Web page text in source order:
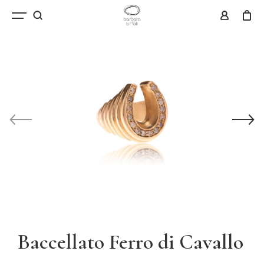
Baccellato Ferro di Cavallo